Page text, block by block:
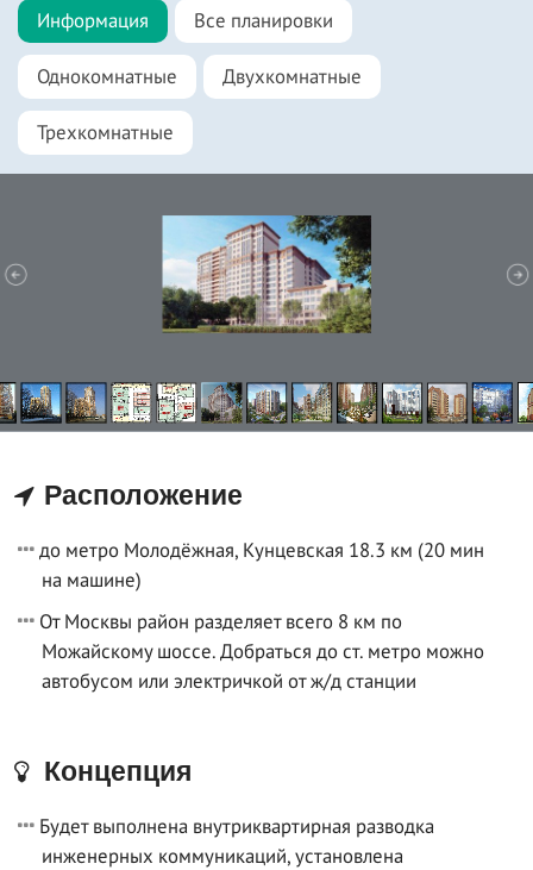
Информация Все планировки
Однокомнатные Двухкомнатные
Трехкомнатные
Расположение
до метро Молодёжная, Кунцевская 18.3 км (20 мин
на машине)
От Москвы район разделяет всего 8 км по
Можайскому шоссе. Добраться до ст. метро можно
автобусом или электричкой от ж/д станции
Концепция
Будет выполнена внутриквартирная разводка
инженерных коммуникаций, установлена